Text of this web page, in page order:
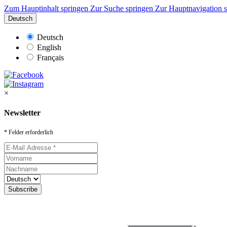
Zum Hauptinhalt springen Zur Suche springen Zur Hauptnavigation
Deutsch
Deutsch
English
Français
×
Newsletter
* Felder erforderlich